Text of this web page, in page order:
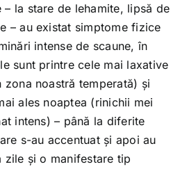
– la stare de lehamite, lipsă de
– au existat simptome fizice
intense de scaune, în
sunt printre cele mai laxative
noastră temperată) și
ales noaptea (rinichii mei
intens) – până la diferite
s-au accentuat și apoi au
zile și o manifestare tip